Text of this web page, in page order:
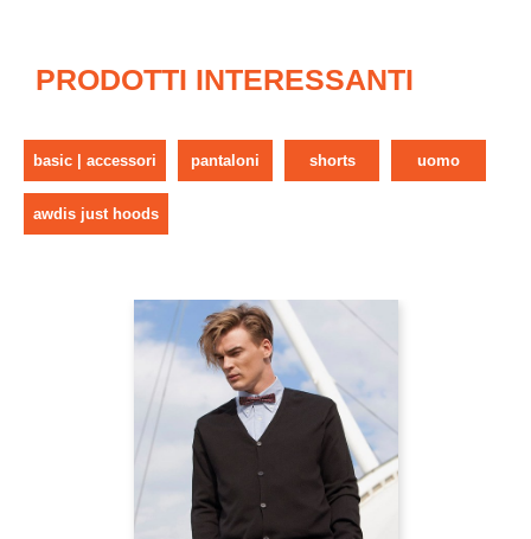
PRODOTTI INTERESSANTI
basic | accessori pantaloni shorts uomo
awdis just hoods